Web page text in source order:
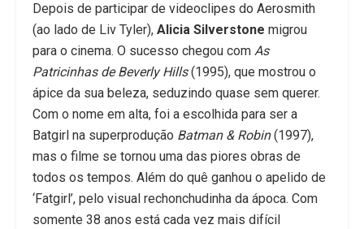
Depois de participar de videoclipes do Aerosmith
(ao lado de Liv Tyler), Alicia Silverstone migrou
para o cinema. O sucesso chegou com As
Patricinhas de Beverly Hills(1995), que mostrou o
ápice da sua beleza, seduzindo quase sem querer.
Com o nome em alta, foi a escolhida para ser a
Batgirl na superprodução Batman & Robin(1997),
mas o filme se tornou uma das piores obras de
todos os tempos. Além do quê ganhou o apelido de
‘Fatgirl’, pelo visual rechonchudinha da ápoca. Com
somente 38 anos está cada vez mais difícil